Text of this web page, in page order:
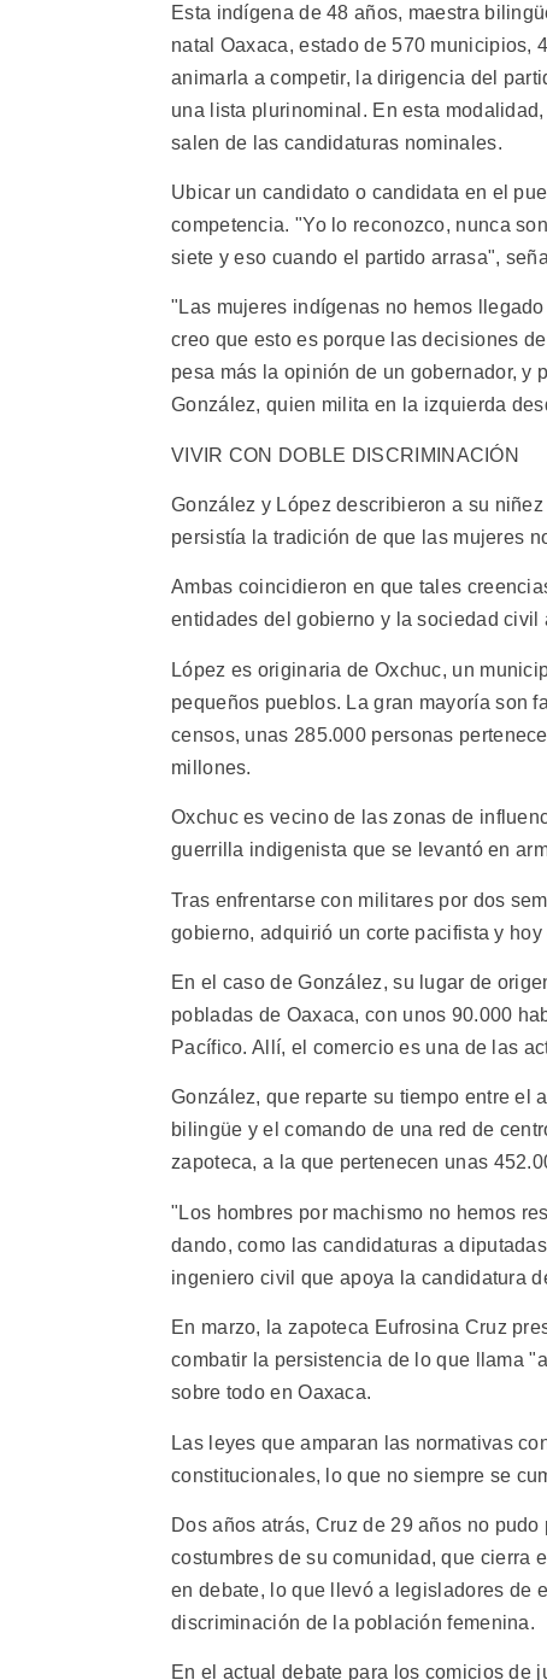
Esta indígena de 48 años, maestra
natal Oaxaca, estado de 570 municipios,
animarla a competir, la dirigencia del
una lista plurinominal. En esta
salen de las candidaturas nominales.
Ubicar un candidato o candidata en el
competencia. "Yo lo reconozco, nunca
siete y eso cuando el partido arrasa",
"Las mujeres indígenas no hemos
creo que esto es porque las decisiones
pesa más la opinión de un gobernador, y
González, quien milita en la izquierda
VIVIR CON DOBLE DISCRIMINACIÓN
González y López describieron a su
persistía la tradición de que las mujeres
Ambas coincidieron en que tales
entidades del gobierno y la sociedad
López es originaria de Oxchuc, un
pequeños pueblos. La gran mayoría son
censos, unas 285.000 personas
millones.
Oxchuc es vecino de las zonas de
guerrilla indigenista que se levantó en
Tras enfrentarse con militares por dos
gobierno, adquirió un corte pacifista y
En el caso de González, su lugar de
pobladas de Oaxaca, con unos 90.000
Pacífico. Allí, el comercio es una de las
González, que reparte su tiempo entre el
bilingüe y el comando de una red de
zapoteca, a la que pertenecen unas
"Los hombres por machismo no hemos
dando, como las candidaturas a
ingeniero civil que apoya la candidatura
En marzo, la zapoteca Eufrosina Cruz
combatir la persistencia de lo que llama
sobre todo en Oaxaca.
Las leyes que amparan las normativas
constitucionales, lo que no siempre se
Dos años atrás, Cruz de 29 años no
costumbres de su comunidad, que cierra
en debate, lo que llevó a legisladores de
discriminación de la población femenina.
En el actual debate para los comicios de